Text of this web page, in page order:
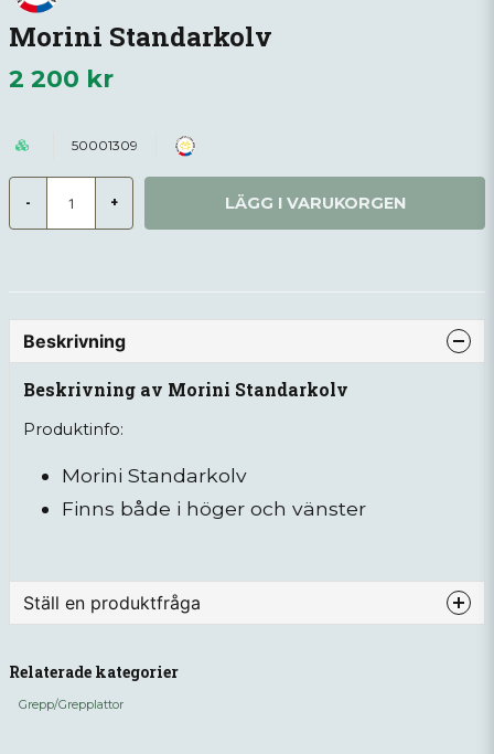
Morini Standarkolv
2 200 kr
50001309
- + LÄGG I VARUKORGEN
Beskrivning
Beskrivning av Morini Standarkolv
Produktinfo:
Morini Standarkolv
Finns både i höger och vänster
Ställ en produktfråga
Fråga oss något om denna produkten...
Relaterade kategorier
Grepp/Grepplattor